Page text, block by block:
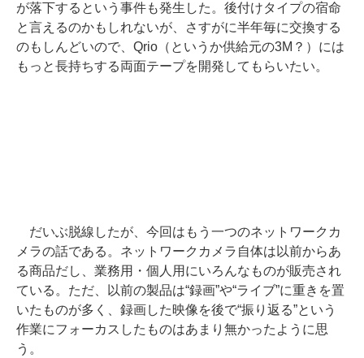
が落下するという事件も発生した。後付けタイプの宿命
と言えるのかもしれないが、さすがに半年毎に交換する
のもしんどいので、Qrio（というか供給元の3M？）には
もっと長持ちする両面テープを開発してもらいたい。
だいぶ脱線したが、今回はもう一つのネットワークカ
メラの話である。ネットワークカメラ自体は以前からあ
る商品だし、業務用・個人用にいろんなものが販売され
ている。ただ、以前の製品は“録画”や“ライブ”に重きを置
いたものが多く、録画した映像を後で“振り返る”という
作業にフォーカスしたものはあまり無かったように思
う。